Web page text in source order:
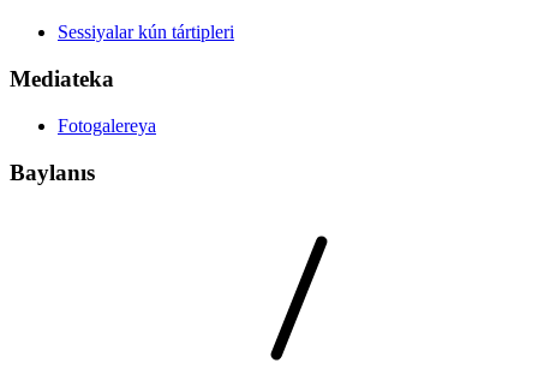
Sessiyalar kún tártipleri
Mediateka
Fotogalereya
Baylanıs